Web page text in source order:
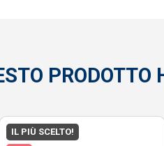
IL PIÙ SCELTO!